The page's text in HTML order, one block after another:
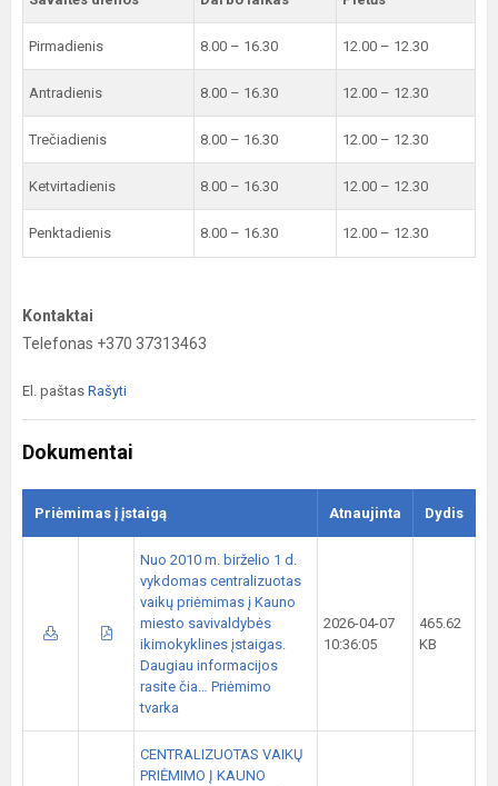
Pirmadienis 8.00 – 16.30 12.00 – 12.30
Antradienis 8.00 – 16.30 12.00 – 12.30
Trečiadienis 8.00 – 16.30 12.00 – 12.30
Ketvirtadienis 8.00 – 16.30 12.00 – 12.30
Penktadienis 8.00 – 16.30 12.00 – 12.30
Kontaktai
Telefonas +370 37313463
El. paštas Rašyti
Dokumentai
Priėmimas į įstaigą Atnaujinta Dydis
Nuo 2010 m. birželio 1 d.
vykdomas centralizuotas
vaikų priėmimas į Kauno
miesto savivaldybės
ikimokyklines įstaigas.
Daugiau informacijos
rasite čia… Priėmimo
tvarka
2026-04-07
10:36:05
465.62
KB
CENTRALIZUOTAS VAIKŲ
PRIĖMIMO Į KAUNO